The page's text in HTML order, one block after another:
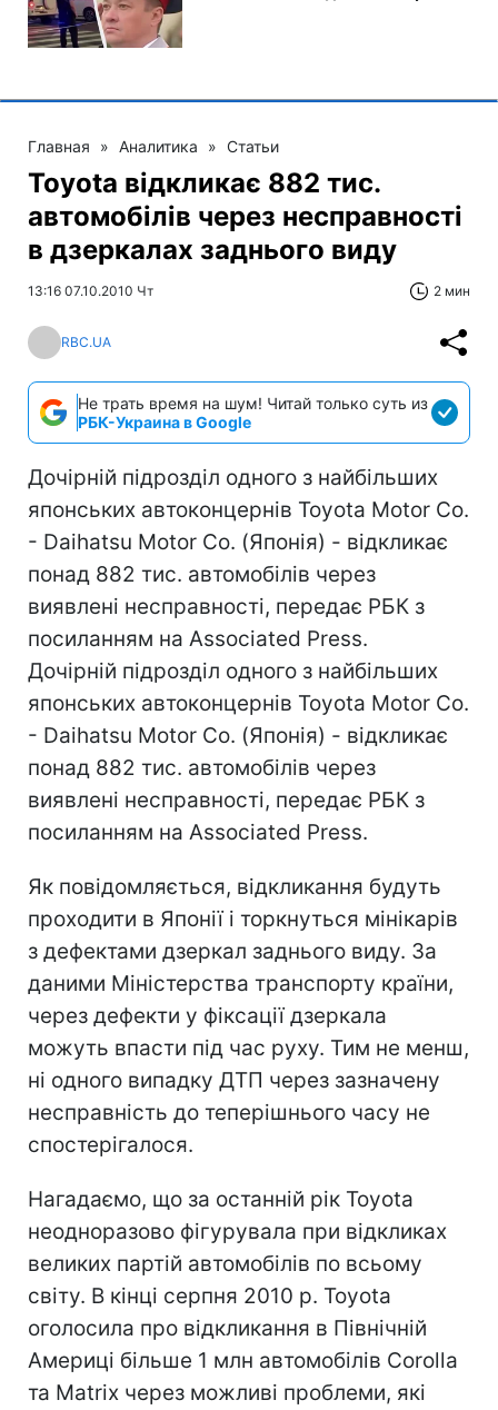
Главная » Аналитика » Статьи
Toyota відкликає 882 тис.
автомобілів через несправності
в дзеркалах заднього виду
13:16 07.10.2010 Чт 2 мин
RBC.UA
Не трать время на шум! Читай только суть из
РБК-Украина в Google
Дочірній підрозділ одного з найбільших
японських автоконцернів Toyota Motor Co.
- Daihatsu Motor Co. (Японія) - відкликає
понад 882 тис. автомобілів через
виявлені несправності, передає РБК з
посиланням на Associated Press.
Дочірній підрозділ одного з найбільших
японських автоконцернів Toyota Motor Co.
- Daihatsu Motor Co. (Японія) - відкликає
понад 882 тис. автомобілів через
виявлені несправності, передає РБК з
посиланням на Associated Press.
Як повідомляється, відкликання будуть
проходити в Японії і торкнуться мінікарів
з дефектами дзеркал заднього виду. За
даними Міністерства транспорту країни,
через дефекти у фіксації дзеркала
можуть впасти під час руху. Тим не менш,
ні одного випадку ДТП через зазначену
несправність до теперішнього часу не
спостерігалося.
Нагадаємо, що за останній рік Toyota
неодноразово фігурувала при відкликах
великих партій автомобілів по всьому
світу. В кінці серпня 2010 р. Toyota
оголосила про відкликання в Північній
Америці більше 1 млн автомобілів Corolla
та Matrix через можливі проблеми, які